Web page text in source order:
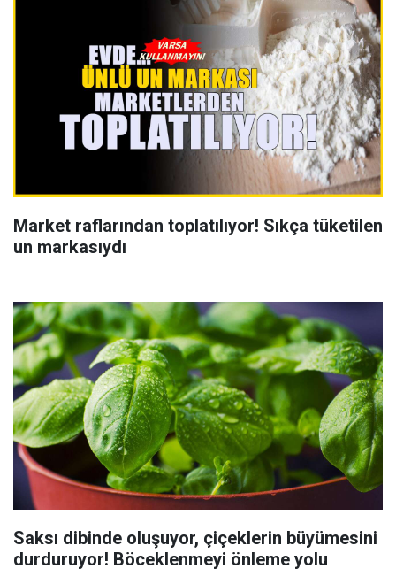
Market raflarından toplatılıyor! Sıkça tüketilen
un markasıydı
Saksı dibinde oluşuyor, çiçeklerin büyümesini
durduruyor! Böceklenmeyi önleme yolu